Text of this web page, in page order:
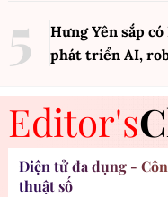
Hưng Yên sắp
phát triển AI,
Editor's
Điện tử đa dụng -
thuật số